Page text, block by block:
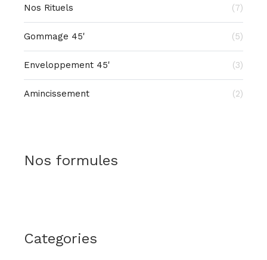
Nos Rituels (7)
Gommage 45' (5)
Enveloppement 45' (3)
Amincissement (2)
Nos formules
Categories